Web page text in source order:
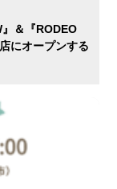
＆『RODEO
にオープンする